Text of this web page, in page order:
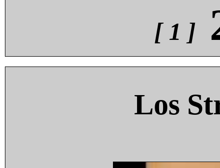
[ 1 ]
Los